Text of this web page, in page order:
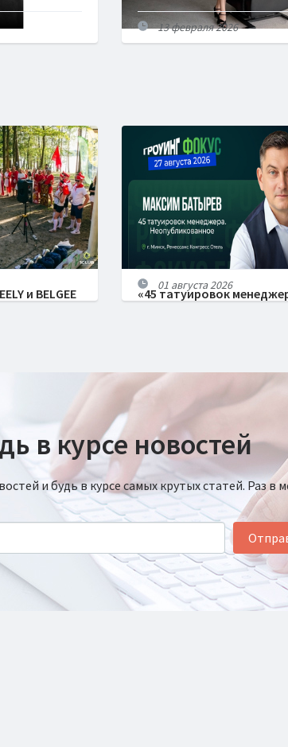
13 февраля 2026
и BELGEE
«45 татуировок
01 августа 2026
в курсе новостей
и будь в курсе самых крутых статей. Раз в